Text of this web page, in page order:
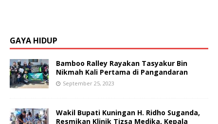
GAYA HIDUP
Bamboo Ralley Rayakan Tasyakur Bin
Nikmah Kali Pertama di Pangandaran
September 25, 2023
Wakil Bupati Kuningan H. Ridho Suganda,
Resmikan Klinik Tizsa Medika, Kepala